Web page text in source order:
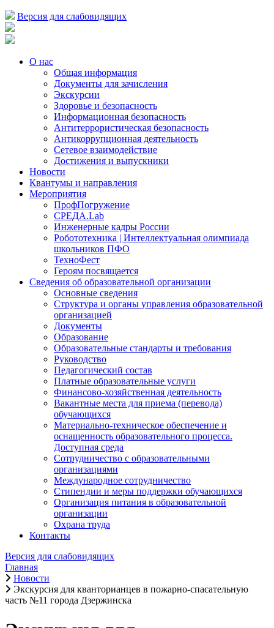
Версия для слабовидящих
О нас
Общая информация
Документы для зачисления
Экскурсии
Здоровье и безопасность
Информационная безопасность
Антитеррористическая безопасность
Антикоррупционная деятельность
Сетевое взаимодействие
Достижения и выпускники
Новости
Квантумы и направления
Мероприятия
ПрофПогружение
СРЕДА.Lab
Инженерные кадры России
Робототехника | Интеллектуальная олимпиада
школьников ПФО
ТехноФест
Героям посвящается
Сведения об образовательной организации
Основные сведения
Структура и органы управления образовательной
организацией
Документы
Образование
Образовательные стандарты и требования
Руководство
Педагогический состав
Платные образовательные услуги
Финансово-хозяйственная деятельность
Вакантные места для приема (перевода)
обучающихся
Материально-техническое обеспечение и
оснащенность образовательного процесса.
Доступная среда
Сотрудничество с образовательными
организациями
Международное сотрудничество
Стипендии и меры поддержки обучающихся
Организация питания в образовательной
организации
Охрана труда
Контакты
Версия для слабовидящих
Главная
Новости
Экскурсия для кванторианцев в пожарно-спасательную
часть №11 города Дзержинска